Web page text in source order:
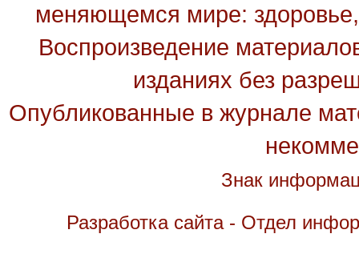
меняющемся мире: здоровье,
Воспроизведение
изданиях без
Опубликованные в журнале
Знак
Разработка сайта - Отдел